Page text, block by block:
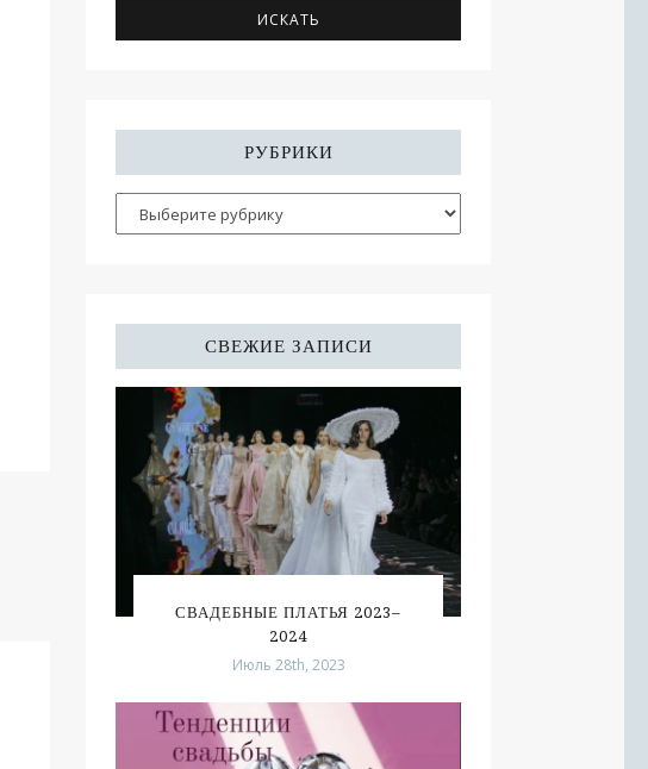
РУБРИКИ
СВЕЖИЕ ЗАПИСИ
СВАДЕБНЫЕ ПЛАТЬЯ 2023–
2024
Июль 28th, 2023